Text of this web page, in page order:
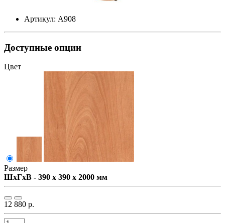
Артикул: А908
Доступные опции
Цвет
Размер
ШxГxВ - 390 x 390 x 2000 мм
12 880 р.